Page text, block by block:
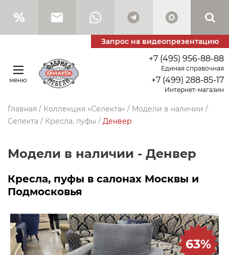
Запрос на видеопрезентацию
меню
+7 (495) 956-88-88
Единая справочная
+7 (499) 288-85-17
Интернет-магазин
Главная / Коллекция «Селекта» / Модели в наличии /
Селекта / Кресла, пуфы / Денвер
Модели в наличии - Денвер
Кресла, пуфы в салонах Москвы и
Подмосковья
63%